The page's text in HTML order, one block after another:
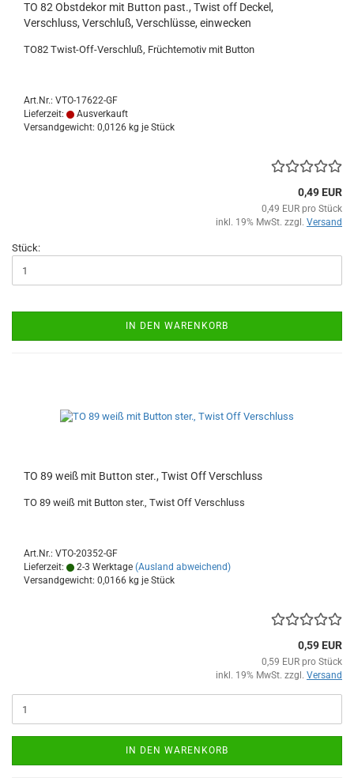
TO 82 Obstdekor mit Button past., Twist off Deckel,
Verschluss, Verschluß, Verschlüsse, einwecken
TO82 Twist-Off-Verschluß, Früchtemotiv mit Button
Art.Nr.: VTO-17622-GF
Lieferzeit:
Ausverkauft
Versandgewicht: 0,0126 kg je Stück
0,49 EUR
0,49 EUR pro Stück
inkl. 19% MwSt. zzgl. Versand
Stück:
IN DEN WARENKORB
TO 89 weiß mit Button ster., Twist Off Verschluss
TO 89 weiß mit Button ster., Twist Off Verschluss
Art.Nr.: VTO-20352-GF
Lieferzeit:
2-3 Werktage (Ausland abweichend)
Versandgewicht: 0,0166 kg je Stück
0,59 EUR
0,59 EUR pro Stück
inkl. 19% MwSt. zzgl. Versand
IN DEN WARENKORB